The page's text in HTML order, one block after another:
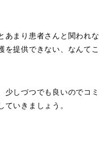
あまり患者さんと関われな
を提供できない、なんてこ
少しづつでも良いのでコミ
ていきましょう。